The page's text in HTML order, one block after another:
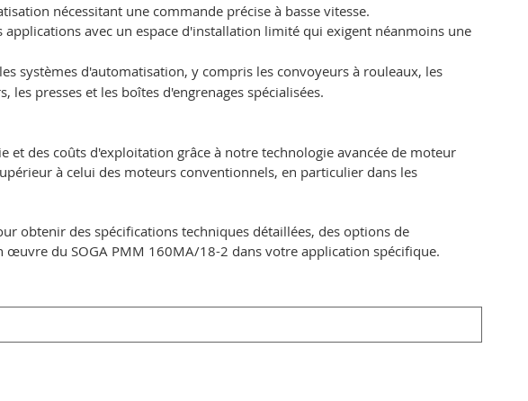
nécessitant une commande précise à basse vitesse.
applications avec un espace d'installation limité qui exigent néanmoins une
systèmes d'automatisation, y compris les convoyeurs à rouleaux, les
presses et les boîtes d'engrenages spécialisées.
et des coûts d'exploitation grâce à notre technologie avancée de moteur
à celui des moteurs conventionnels, en particulier dans les
obtenir des spécifications techniques détaillées, des options de
œuvre du SOGA PMM 160MA/18-2 dans votre application spécifique.